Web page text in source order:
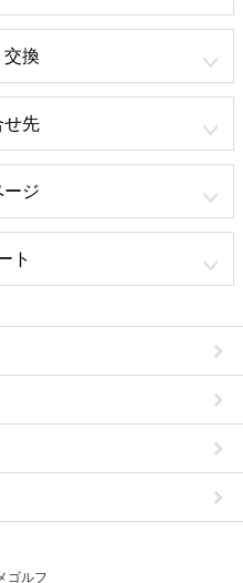
交換
せ先
ージ
ト
ゴルフ